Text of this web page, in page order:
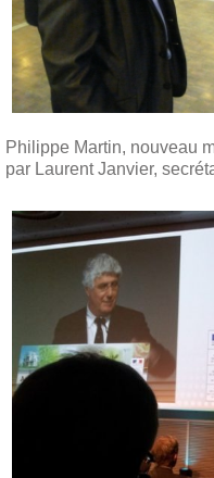
Philippe Martin, nouveau
par Laurent Janvier,